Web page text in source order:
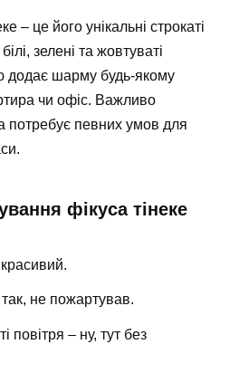
– це його унікальні строкаті
зелені та жовтуваті
додає шарму будь-якому
чи офіс. Важливо
потребує певних умов для
фікуса тінеке
не пожартував.
повітря – ну, тут без